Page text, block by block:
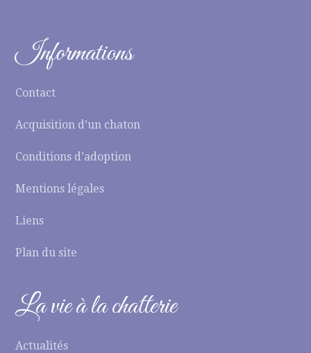
Informations
Contact
Acquisition d’un chaton
Conditions d’adoption
Mentions légales
Liens
Plan du site
La vie à la chatterie
Actualités